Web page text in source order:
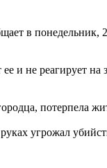
в понедельник,
не реагирует на
потерпела
угрожал